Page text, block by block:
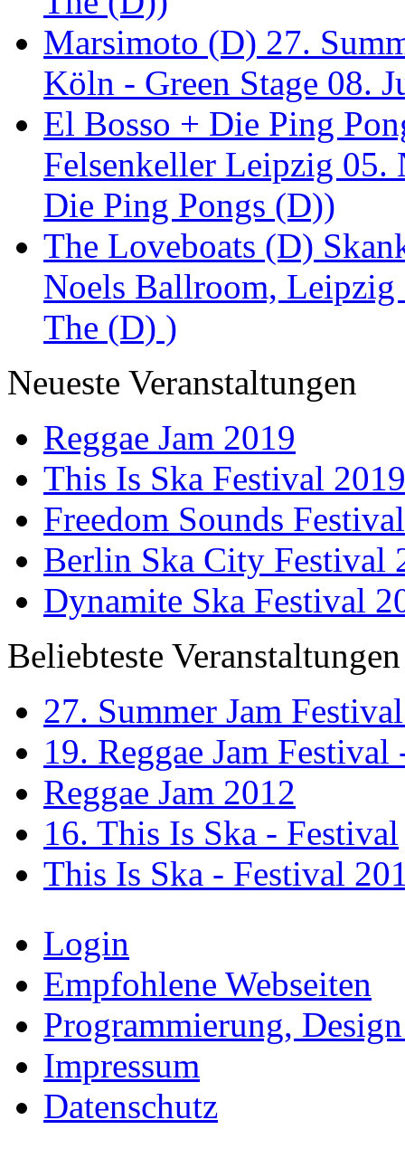
Marsimoto (D) 27.
Köln - Green Stage 08.
El Bosso + Die Ping
Felsenkeller Leipzig
Die Ping Pongs (D))
The Loveboats (D)
Noels Ballroom, Leipzig
The (D) )
Neueste Veranstaltungen
Reggae Jam 2019
This Is Ska Festival 2019
Freedom Sounds
Berlin Ska City Festival
Dynamite Ska Festival
Beliebteste Veranstaltungen
27. Summer Jam
19. Reggae Jam
Reggae Jam 2012
16. This Is Ska - Festival
This Is Ska - Festival
Login
Empfohlene Webseiten
Programmierung,
Impressum
Datenschutz